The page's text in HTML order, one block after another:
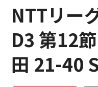
NTTリー
D3 第12
田 21-40